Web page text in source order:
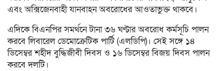
এবং অক্সিজেনবাহী যানবাহন অবরোধের আওতাভুক্ত থাকবে।
এদিকে বিএনপির সমর্থনে টানা ৩৬ ঘণ্টার অবরোধ কর্মসূচি পালন
করবে লিবারেল ডেমোক্রেটিক পার্টি (এলডিপি)। সেই সঙ্গে ১৪
ডিসেম্বর শহীদ বুদ্ধিজীবী দিবস ও ১৬ ডিসেম্বর বিজয় দিবস পালন
করবে দলটি।